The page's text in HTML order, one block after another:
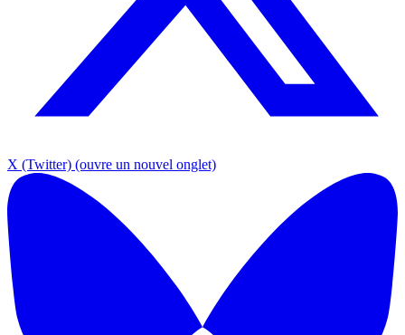
X (Twitter) (ouvre un nouvel onglet)